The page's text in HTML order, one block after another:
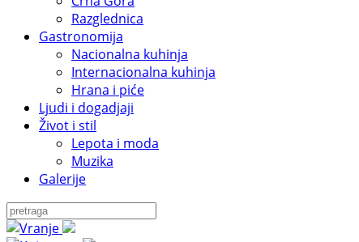
Razglednica
Gastronomija
Nacionalna kuhinja
Internacionalna kuhinja
Hrana i piće
Ljudi i dogadjaji
Život i stil
Lepota i moda
Muzika
Galerije